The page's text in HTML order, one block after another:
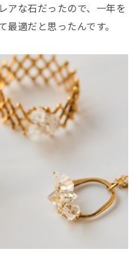
アな石だったので、一年を
適だと思ったんです。